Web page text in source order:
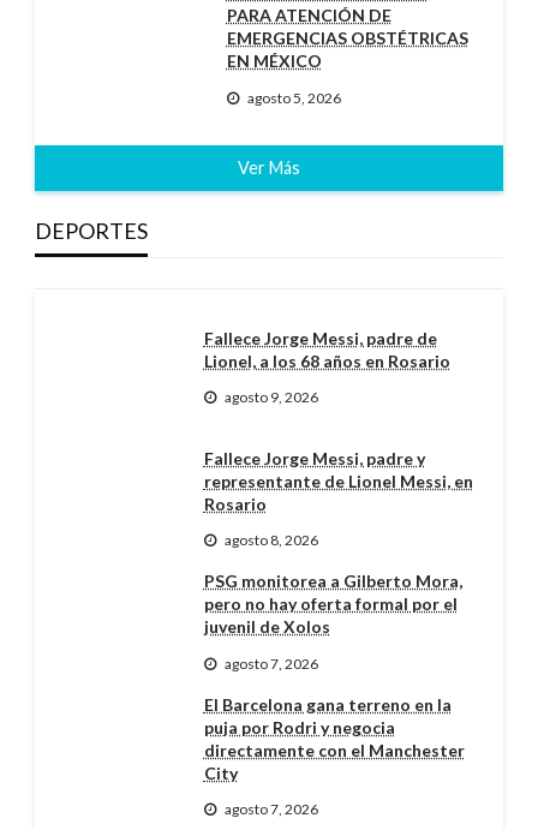
PARA ATENCIÓN DE
EMERGENCIAS OBSTÉTRICAS
EN MÉXICO
agosto 5, 2026
Ver Más
DEPORTES
Fallece Jorge Messi, padre de
Lionel, a los 68 años en Rosario
agosto 9, 2026
Fallece Jorge Messi, padre y
representante de Lionel Messi, en
Rosario
agosto 8, 2026
PSG monitorea a Gilberto Mora,
pero no hay oferta formal por el
juvenil de Xolos
agosto 7, 2026
El Barcelona gana terreno en la
puja por Rodri y negocia
directamente con el Manchester
City
agosto 7, 2026